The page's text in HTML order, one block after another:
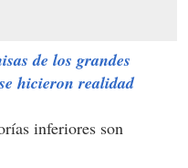
de los grandes
hicieron realidad
inferiores son